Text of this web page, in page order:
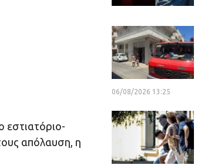
εστιατόριο-
απόλαυση, η
06/08/2026 13:25